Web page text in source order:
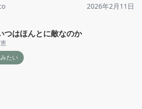
2026年2月11日
つはほんとに敵なのか
たい